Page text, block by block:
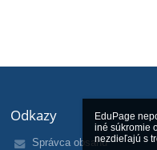
EduPage
iné súkromie
nezdieľajú s
Odkazy
Správca obsahu